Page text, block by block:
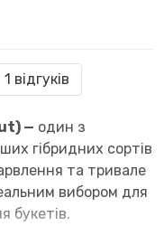
1 відгуків
— один з
гібридних сортів
та тривале
вибором для
букетів.